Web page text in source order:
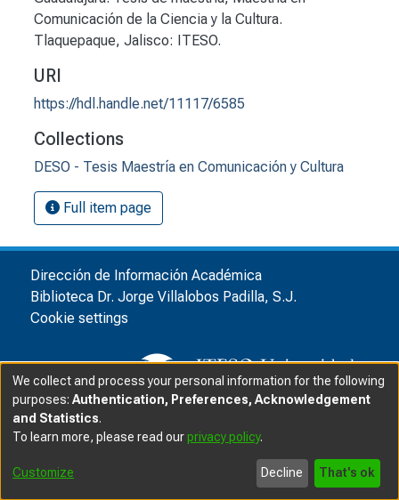
Comunicación de la Ciencia y la Cultura.
Tlaquepaque, Jalisco: ITESO.
URI
https://hdl.handle.net/11117/6585
Collections
DESO - Tesis Maestría en Comunicación y Cultura
Full item page
Dirección de Información Académica
Biblioteca Dr. Jorge Villalobos Padilla, S.J.
Cookie settings
© ITESO, Universidad Jesuita de Guadalajara, 2025
Software DSpace
copyright © 2002-2025 LYRASIS
We collect and process your personal information for the following
purposes: Authentication, Preferences, Acknowledgement
and Statistics.
To learn more, please read ourprivacy policy.
Customize Decline That's ok